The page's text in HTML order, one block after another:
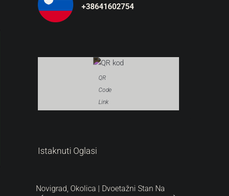
+38641602754
QR
Code
Link
Istaknuti Oglasi